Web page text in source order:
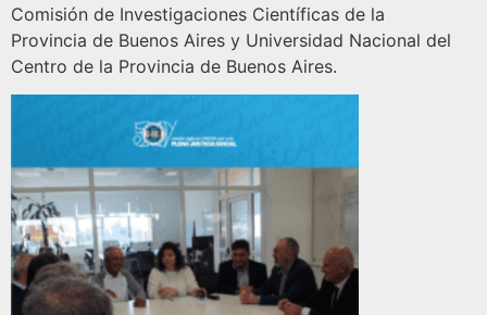
Comisión de Investigaciones Científicas de la
Provincia de Buenos Aires y Universidad Nacional del
Centro de la Provincia de Buenos Aires.